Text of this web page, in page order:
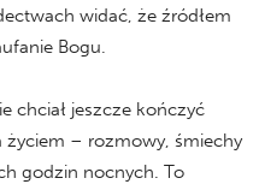
widać, że źródłem
Bogu.
chciał jeszcze kończyć
życiem – rozmowy, śmiechy
godzin nocnych. To